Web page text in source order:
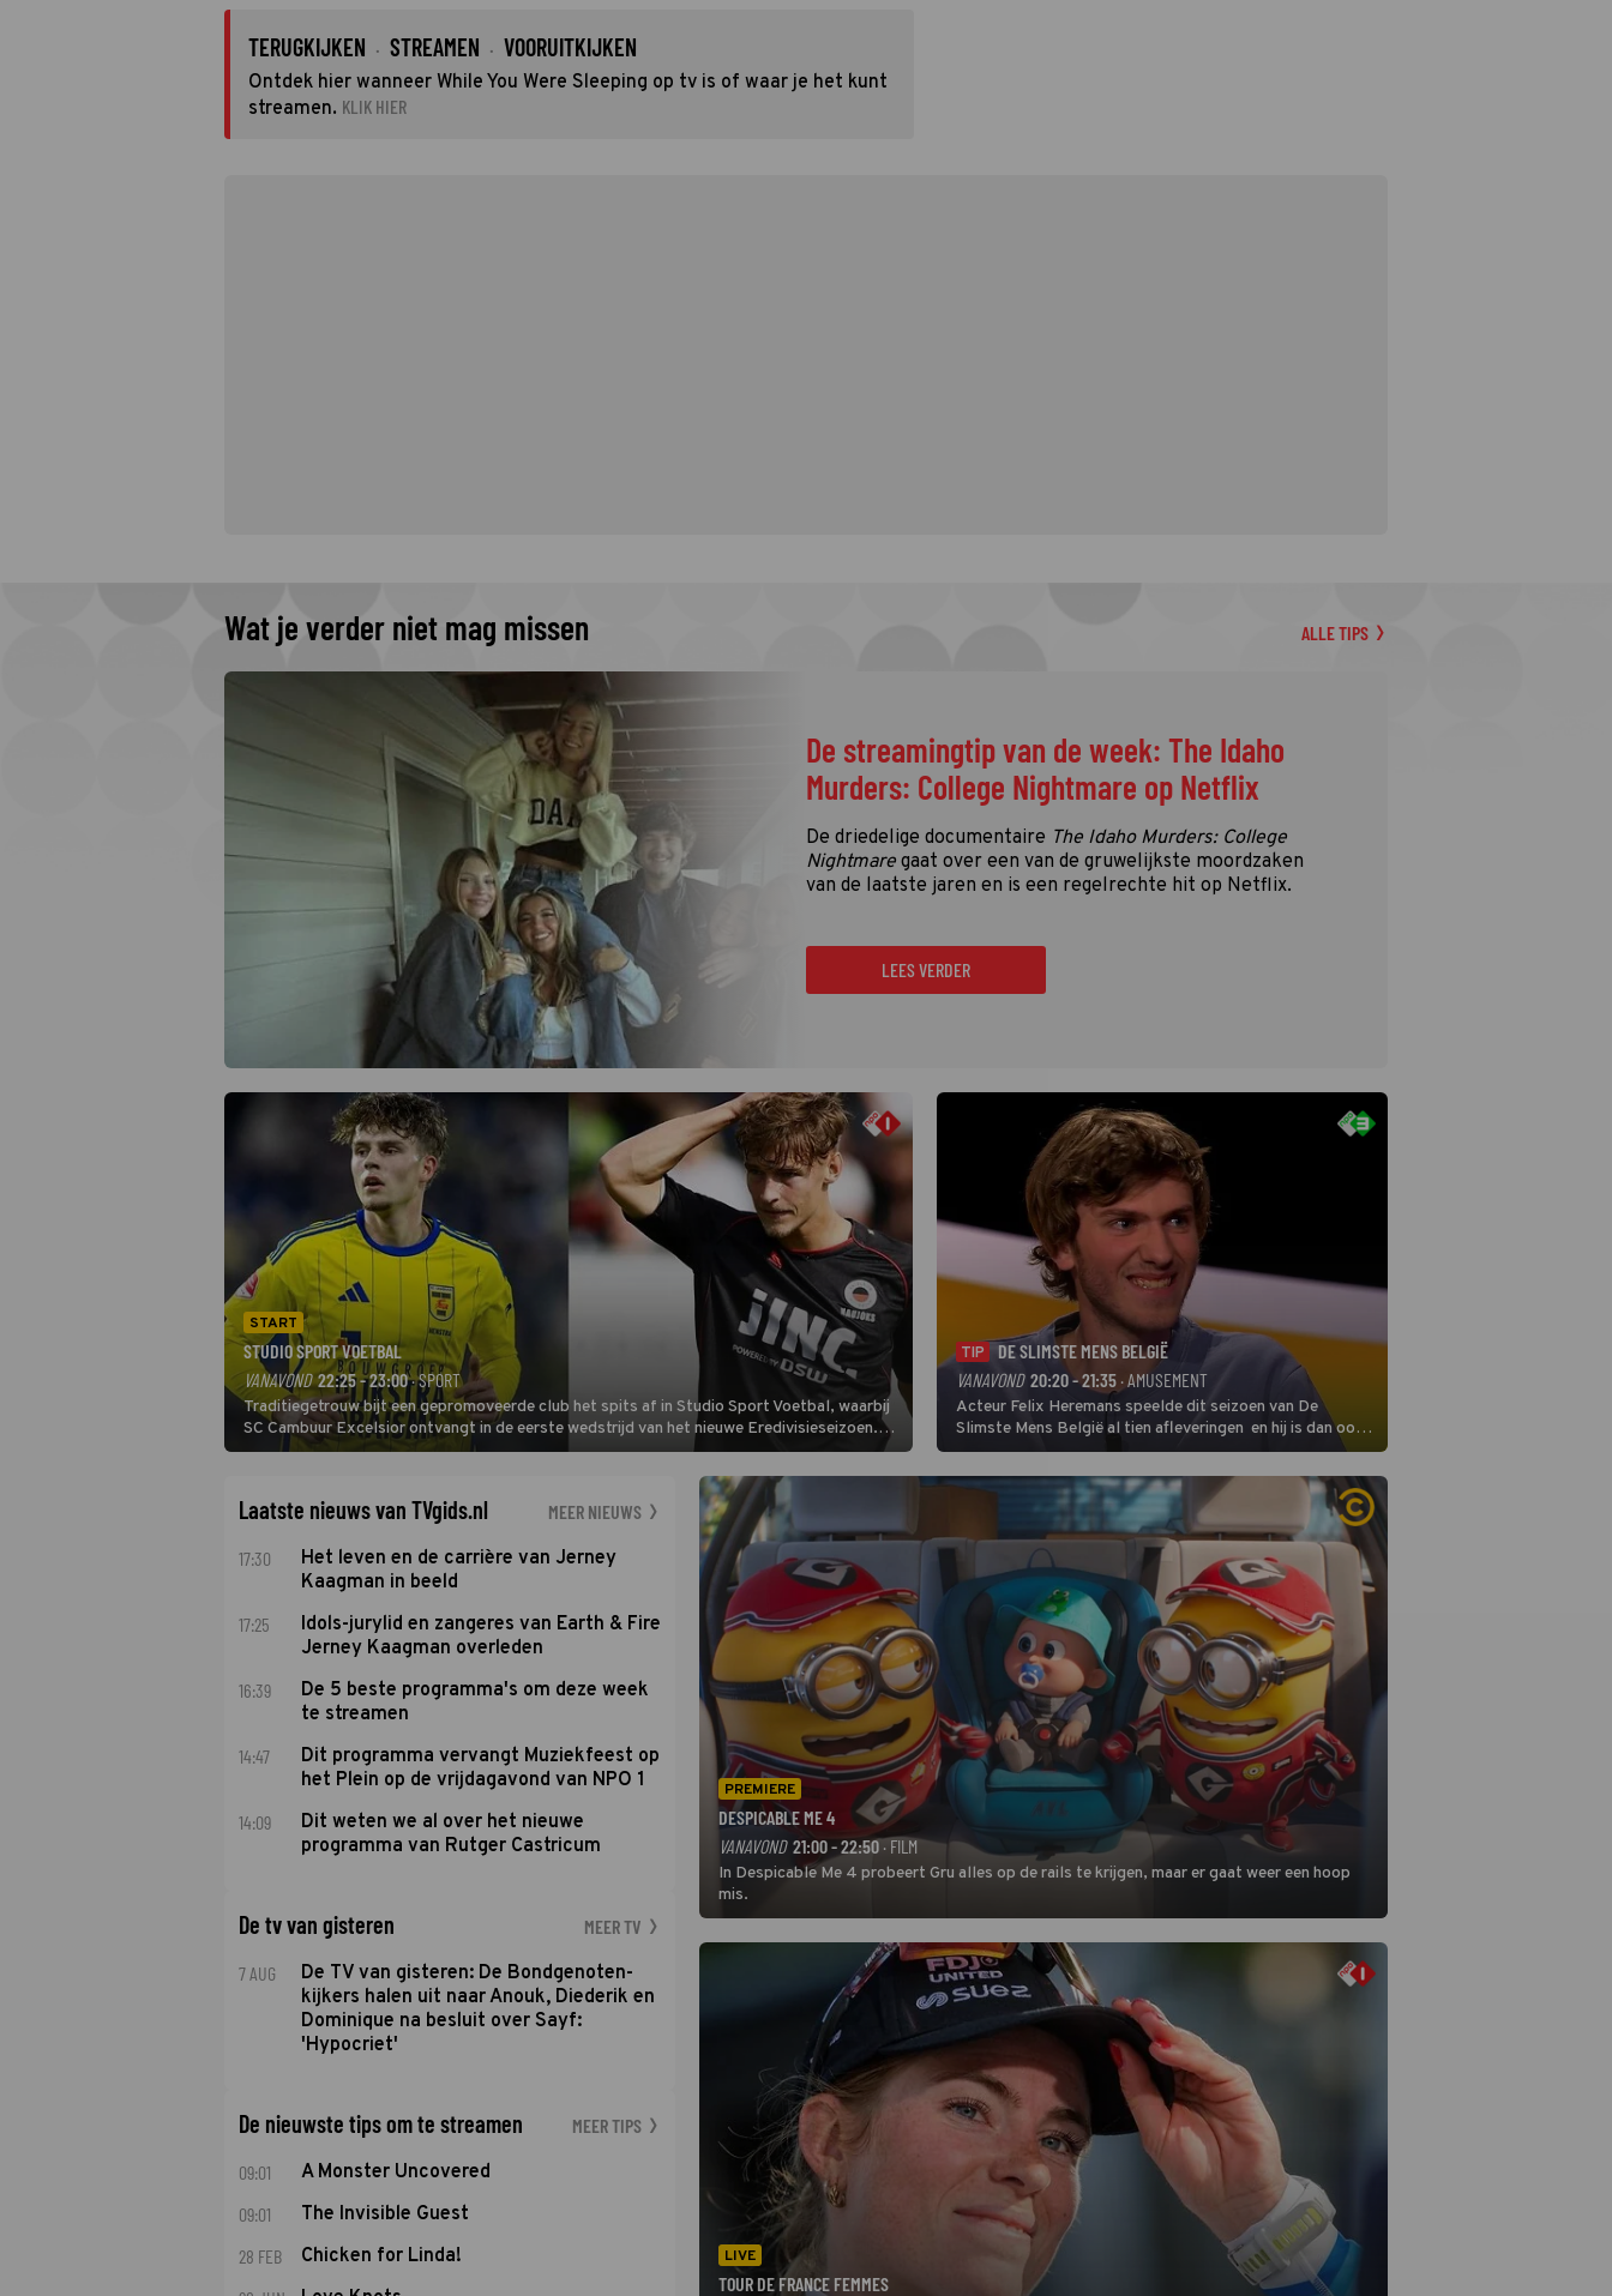
TERUGKIJKEN · STREAMEN · VOORUITKIJKEN
Ontdek hier wanneer While You Were Sleeping op tv is of waar je het kunt
streamen. KLIK HIER
Wat je verder niet mag missen ALLE TIPS
De streamingtip van de week: The Idaho
Murders: College Nightmare op Netflix
De driedelige documentaire The Idaho Murders: College
Nightmare gaat over een van de gruwelijkste moordzaken
van de laatste jaren en is een regelrechte hit op Netflix.
LEES VERDER
START
STUDIO SPORT VOETBAL
VANAVOND 22:25 - 23:00· SPORT
Traditiegetrouw bijt een gepromoveerde club het spits af in Studio Sport Voetbal, waarbij
SC Cambuur Excelsior ontvangt in de eerste wedstrijd van het nieuwe Eredivisieseizoen.
De nieuwe oefenmeester is Johan Plat en hij wil aanvallend voetballen.
TIP
DE SLIMSTE MENS BELGIË
VANAVOND 20:20 - 21:35 · AMUSEMENT
Acteur Felix Heremans speelde dit seizoen van De
Slimste Mens België al tien afleveringen en hij is dan ook
de grote favoriet in deze seizoensfinale. En er is
Nederlandse inbreng, want komiek Soundos El Ahmadi
neemt plaats aan de jurytafel.
Laatste nieuws van TVgids.nl MEER NIEUWS
17:30
Het leven en de carrière van Jerney
Kaagman in beeld
17:25
Idols-jurylid en zangeres van Earth & Fire
Jerney Kaagman overleden
16:39
De 5 beste programma's om deze week
te streamen
14:47
Dit programma vervangt Muziekfeest op
het Plein op de vrijdagavond van NPO 1
14:09
Dit weten we al over het nieuwe
programma van Rutger Castricum
De tv van gisteren MEER TV
7 AUG
De TV van gisteren: De Bondgenoten-
kijkers halen uit naar Anouk, Diederik en
Dominique na besluit over Sayf:
'Hypocriet'
De nieuwste tips om te streamen MEER TIPS
09:01 A Monster Uncovered
09:01 The Invisible Guest
28 FEB Chicken for Linda!
PREMIERE
DESPICABLE ME 4
VANAVOND 21:00 - 22:50· FILM
In Despicable Me 4 probeert Gru alles op de rails te krijgen, maar er gaat weer een hoop
mis.
LIVE
TOUR DE FRANCE FEMMES